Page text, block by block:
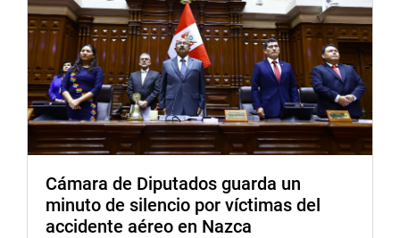
Cámara de Diputados guarda un
minuto de silencio por víctimas del
accidente aéreo en Nazca